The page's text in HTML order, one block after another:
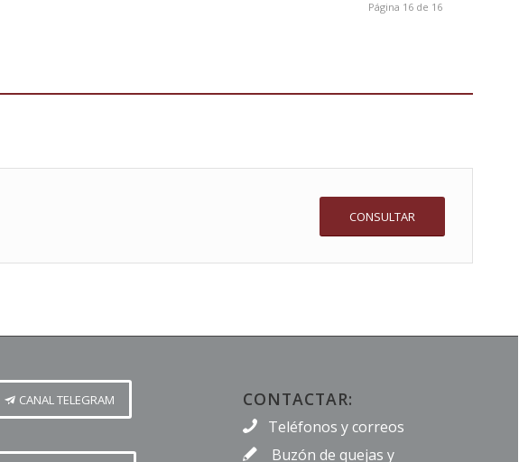
Página 16 de 16
CONSULTAR
CANAL TELEGRAM CONTACTAR:
Teléfonos y correos
Buzón de quejas y